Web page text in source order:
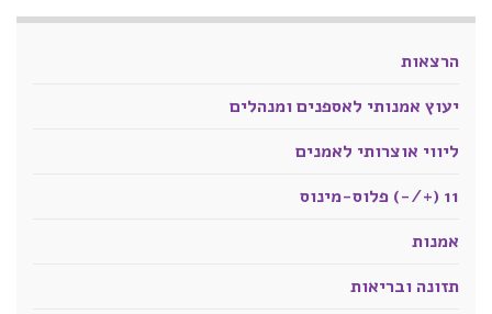
הרצאות
יעוץ אמנותי לאספנים ומנהלים
ליווי אוצרותי לאמנים
11 (+/-) פלוס-מינוס
אמנות
תזונה ובריאות